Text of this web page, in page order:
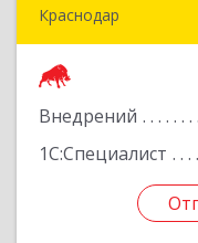
Краснодар
Внедрений
1С:Специалист